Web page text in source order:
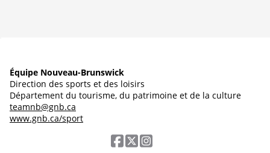
Équipe Nouveau-Brunswick
Direction des sports et des loisirs
Département du tourisme, du patrimoine et de la culture
teamnb@gnb.ca
www.gnb.ca/sport